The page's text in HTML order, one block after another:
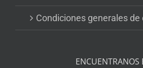
Condiciones generales
ENCUENTRANOS